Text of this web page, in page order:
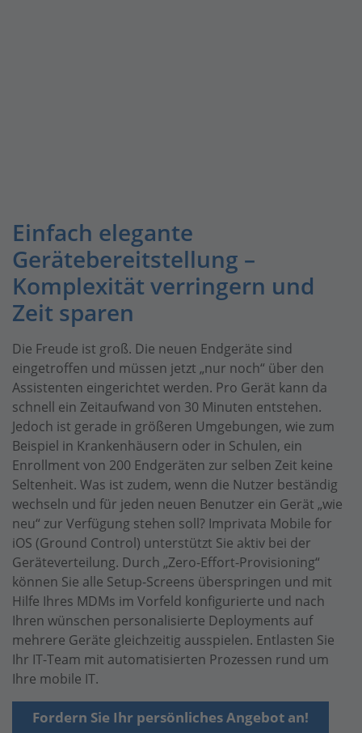
Einfach elegante
Gerätebereitstellung –
Komplexität verringern und
Zeit sparen
Die Freude ist groß. Die neuen Endgeräte sind
eingetroffen und müssen jetzt „nur noch“ über den
Assistenten eingerichtet werden. Pro Gerät kann da
schnell ein Zeitaufwand von 30 Minuten entstehen.
Jedoch ist gerade in größeren Umgebungen, wie zum
Beispiel in Krankenhäusern oder in Schulen, ein
Enrollment von 200 Endgeräten zur selben Zeit keine
Seltenheit. Was ist zudem, wenn die Nutzer beständig
wechseln und für jeden neuen Benutzer ein Gerät „wie
neu“ zur Verfügung stehen soll? Imprivata Mobile for
iOS (Ground Control) unterstützt Sie aktiv bei der
Geräteverteilung. Durch „Zero-Effort-Provisioning“
können Sie alle Setup-Screens überspringen und mit
Hilfe Ihres MDMs im Vorfeld konfigurierte und nach
Ihren wünschen personalisierte Deployments auf
mehrere Geräte gleichzeitig ausspielen. Entlasten Sie
Ihr IT-Team mit automatisierten Prozessen rund um
Ihre mobile IT.
Fordern Sie Ihr persönliches Angebot an!